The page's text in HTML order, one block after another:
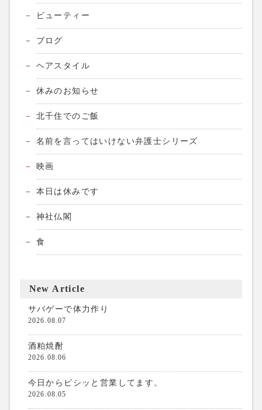
ビューティー
ブログ
ヘアスタイル
休みのお知らせ
北千住でのご飯
名前を言ってはいけない弁護士シリーズ
映画
本日は休みです
神社仏閣
食
New Article
サバゲーで体力作り
2026.08.07
酒粕焼酎
2026.08.06
今日からビシッと営業してます。
2026.08.05